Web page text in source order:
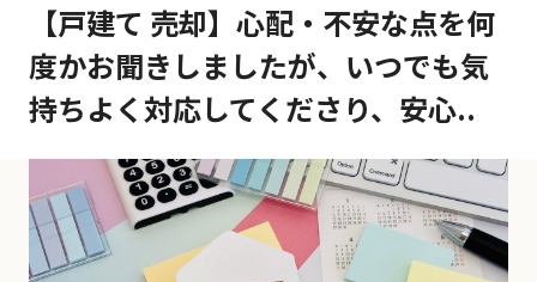
【戸建て 売却】心配・不安な点を何
度かお聞きしましたが、いつでも気
持ちよく対応してくださり、安心..